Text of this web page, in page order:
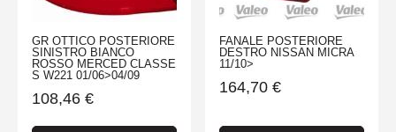
GR OTTICO POSTERIORE
SINISTRO BIANCO
ROSSO MERCED CLASSE
S W221 01/06>04/09
108,46 €
FANALE POSTERIORE
DESTRO NISSAN MICRA
11/10>
164,70 €